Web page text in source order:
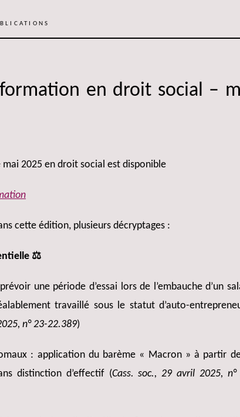
en droit social –
2025 en droit social est disponible
cette édition, plusieurs décryptages :
⚖️
une période d’essai lors de l’embauche d’un
travaillé sous le statut d’auto-
n° 23-22.389)
: application du barème « Macron » à partir
distinction d’effectif (Cass. soc., 29 avril 2025, n°